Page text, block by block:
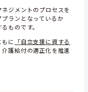
ジメントのプロセスを
ランとなっているか
ものです。
もに
「自立支援に資する
介護給付の適正化を推進